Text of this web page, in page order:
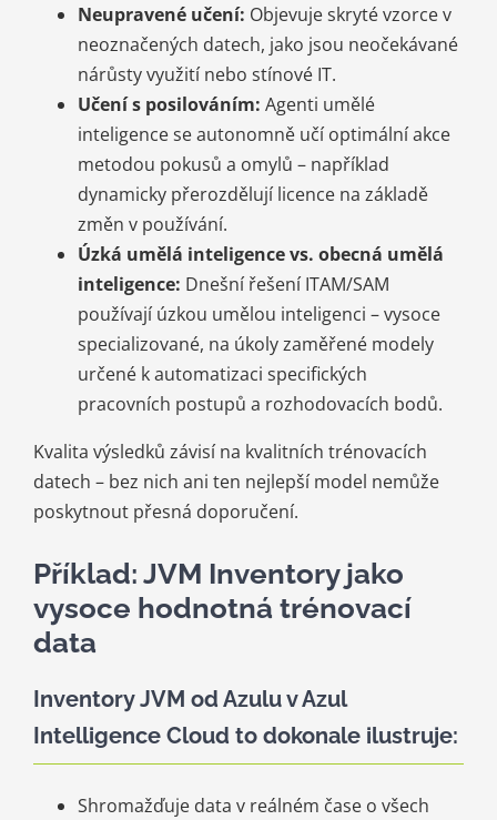
Neupravené učení: Objevuje skryté vzorce v
neoznačených datech, jako jsou neočekávané
nárůsty využití nebo stínové IT.
Učení s posilováním: Agenti umělé
inteligence se autonomně učí optimální akce
metodou pokusů a omylů – například
dynamicky přerozdělují licence na základě
změn v používání.
Úzká umělá inteligence vs. obecná umělá
inteligence: Dnešní řešení ITAM/SAM
používají úzkou umělou inteligenci – vysoce
specializované, na úkoly zaměřené modely
určené k automatizaci specifických
pracovních postupů a rozhodovacích bodů.
Kvalita výsledků závisí na kvalitních trénovacích
datech – bez nich ani ten nejlepší model nemůže
poskytnout přesná doporučení.
Příklad: JVM Inventory jako
vysoce hodnotná trénovací
data
Inventory JVM od Azulu v Azul
Intelligence Cloud to dokonale ilustruje:
Shromažďuje data v reálném čase o všech